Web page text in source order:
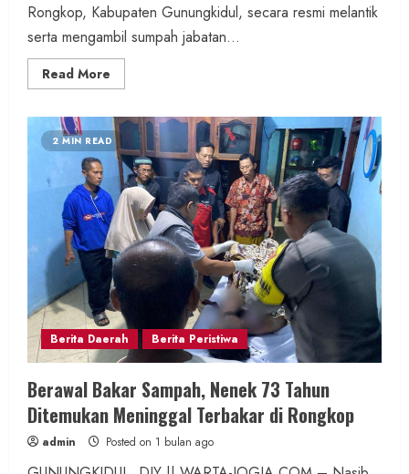
Rongkop, Kabupaten Gunungkidul, secara resmi melantik
serta mengambil sumpah jabatan...
Read More
more
Botodayaan
Lantik
Dua
Pemimpin
Padukuhan,
Tekankan
Pentingnya
Nilai
Amanah
2 MIN READ
Berita Daerah Berita Peristiwa
Berawal Bakar Sampah, Nenek 73 Tahun
Ditemukan Meninggal Terbakar di Rongkop
admin Posted on 1 bulan ago